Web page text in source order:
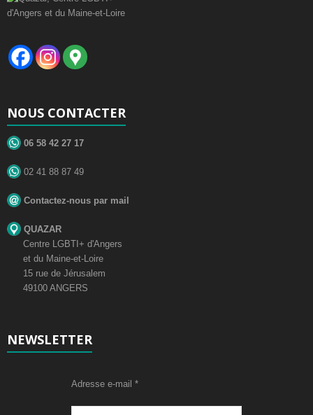
NOUS CONTACTER
06 58 42 27 17
02 41 88 87 49
Contactez-nous par mail
QUAZAR
Centre LGBTI+ d'Angers
et du Maine-et-Loire
15 rue de Jérusalem
49100 ANGERS
NEWSLETTER
Adresse e-mail *